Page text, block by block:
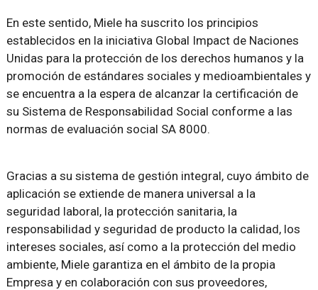
En este sentido, Miele ha suscrito los principios
establecidos en la iniciativa Global Impact de Naciones
Unidas para la protección de los derechos humanos y la
promoción de estándares sociales y medioambientales y
se encuentra a la espera de alcanzar la certificación de
su Sistema de Responsabilidad Social conforme a las
normas de evaluación social SA 8000.
Gracias a su sistema de gestión integral, cuyo ámbito de
aplicación se extiende de manera universal a la
seguridad laboral, la protección sanitaria, la
responsabilidad y seguridad de producto la calidad, los
intereses sociales, así como a la protección del medio
ambiente, Miele garantiza en el ámbito de la propia
Empresa y en colaboración con sus proveedores,